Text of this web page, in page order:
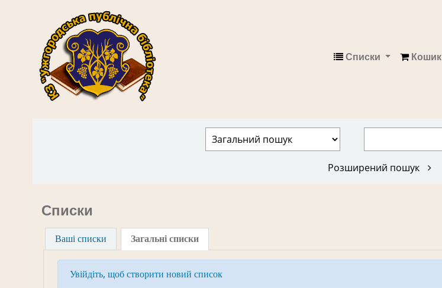
Кошик
Списки
Розширений пошук
Списки
Ваші списки Загальні списки
Увійдіть, щоб створити новий список